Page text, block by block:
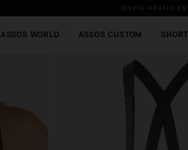
ENVÍO GRATIS
ASSOS WORLD ASSOS CUSTOM